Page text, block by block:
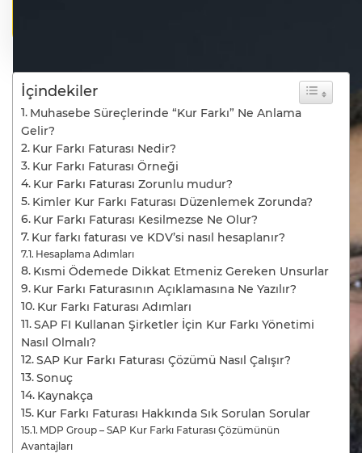
İçindekiler
Muhasebe Süreçlerinde “Kur Farkı” Ne Anlama
Gelir?
Kur Farkı Faturası Nedir?
Kur Farkı Faturası Örneği
Kur Farkı Faturası Zorunlu mudur?
Kimler Kur Farkı Faturası Düzenlemek Zorunda?
Kur Farkı Faturası Kesilmezse Ne Olur?
Kur farkı faturası ve KDV’si nasıl hesaplanır?
Hesaplama Adımları
Kısmi Ödemede Dikkat Etmeniz Gereken Unsurlar
Kur Farkı Faturasının Açıklamasına Ne Yazılır?
Kur Farkı Faturası Adımları
SAP FI Kullanan Şirketler İçin Kur Farkı Yönetimi
Nasıl Olmalı?
SAP Kur Farkı Faturası Çözümü Nasıl Çalışır?
Sonuç
Kaynakça
Kur Farkı Faturası Hakkında Sık Sorulan Sorular
MDP Group – SAP Kur Farkı Faturası Çözümünün
Avantajları